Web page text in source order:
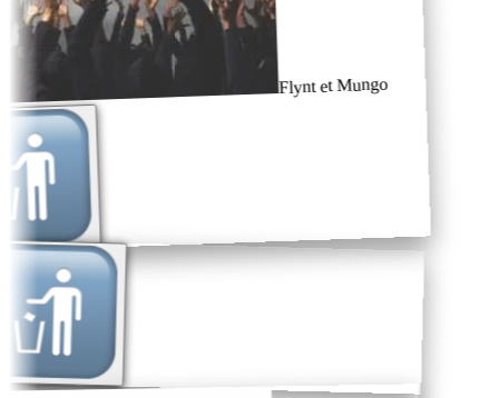
Flynt et Mungo